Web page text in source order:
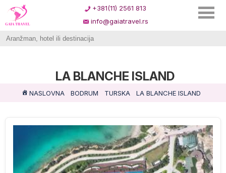
+381(11) 2561 813
info@gaiatravel.rs
LA BLANCHE ISLAND
NASLOVNA BODRUM TURSKA LA BLANCHE ISLAND